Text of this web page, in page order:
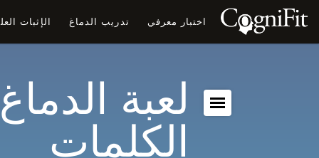
اختبار معرفي تدريب الدماغ الإثبات
لعبة
الكلمات